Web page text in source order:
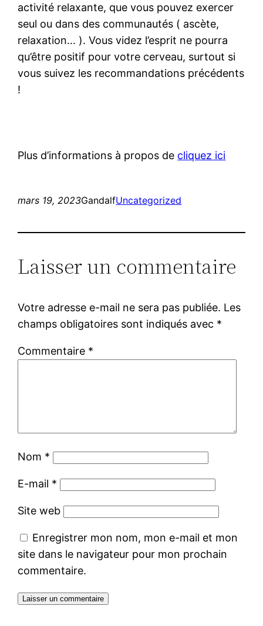
activité relaxante, que vous pouvez exercer
seul ou dans des communautés ( ascète,
relaxation… ). Vous videz l’esprit ne pourra
qu’être positif pour votre cerveau, surtout si
vous suivez les recommandations précédents
!
Plus d’informations à propos de cliquez ici
mars 19, 2023GandalfUncategorized
Laisser un commentaire
Votre adresse e-mail ne sera pas publiée. Les
champs obligatoires sont indiqués avec *
Commentaire *
Nom *
E-mail *
Site web
Enregistrer mon nom, mon e-mail et mon
site dans le navigateur pour mon prochain
commentaire.